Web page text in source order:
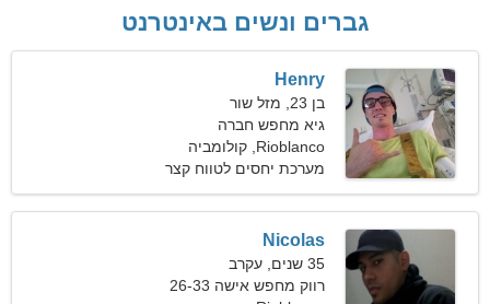
גברים ונשים באינטרנט
Henry
בן 23, מזל שור
גיא מחפש חברה
Rioblanco, קולומביה
מערכת יחסים לטווח קצר
Nicolas
35 שנים, עקרב
רווק מחפש אישה 26-33